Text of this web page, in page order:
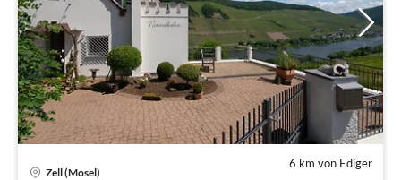
6 km von Ediger
Zell (Mosel)